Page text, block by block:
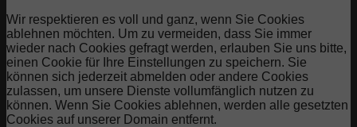
Wir respektieren es voll und ganz, wenn Sie Cookies
ablehnen möchten. Um zu vermeiden, dass Sie immer
wieder nach Cookies gefragt werden, erlauben Sie uns bitte,
einen Cookie für Ihre Einstellungen zu speichern. Sie
können sich jederzeit abmelden oder andere Cookies
zulassen, um unsere Dienste vollumfänglich nutzen zu
können. Wenn Sie Cookies ablehnen, werden alle gesetzten
Cookies auf unserer Domain entfernt.